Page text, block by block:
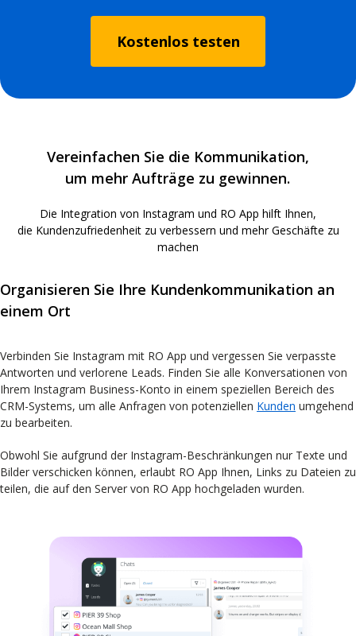
Kostenlos testen
Vereinfachen Sie die Kommunikation,
um mehr Aufträge zu gewinnen.
Die Integration von Instagram und RO App hilft Ihnen,
die Kundenzufriedenheit zu verbessern und mehr Geschäfte zu
machen
Organisieren Sie Ihre Kundenkommunikation an
einem Ort
Verbinden Sie Instagram mit RO App und vergessen Sie verpasste
Antworten und verlorene Leads. Finden Sie alle Konversationen von
Ihrem Instagram Business-Konto in einem speziellen Bereich des
CRM-Systems, um alle Anfragen von potenziellen Kunden umgehend
zu bearbeiten.
Obwohl Sie aufgrund der Instagram-Beschränkungen nur Texte und
Bilder verschicken können, erlaubt RO App Ihnen, Links zu Dateien zu
teilen, die auf den Server von RO App hochgeladen wurden.